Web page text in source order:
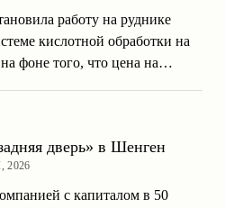
работу на руднике
кислотной обработки на
фоне того, что цена на…
дверь» в Шенген
2026
с капиталом в 50